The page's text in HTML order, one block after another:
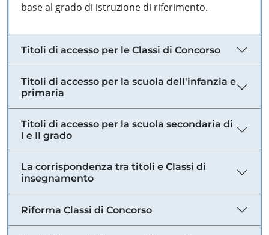
base al grado di istruzione di riferimento.
Titoli di accesso per le Classi di Concorso
Titoli di accesso per la scuola dell'infanzia e
primaria
Titoli di accesso per la scuola secondaria di
I e II grado
La corrispondenza tra titoli e Classi di
insegnamento
Riforma Classi di Concorso